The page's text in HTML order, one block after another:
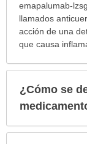
extendido.
emapalumab-
llamados
acción de una
que causa
¿Cómo se